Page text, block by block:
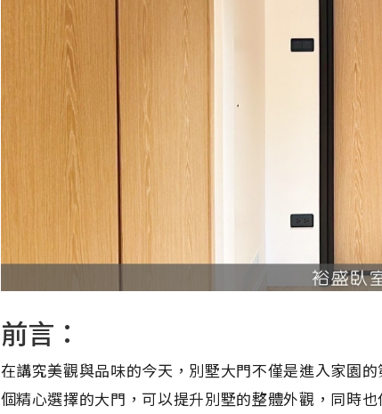
前言：
在講究美觀與品味的今天，別墅大門不僅是進入家園
個精心選擇的大門，可以提升別墅的整體外觀，同時